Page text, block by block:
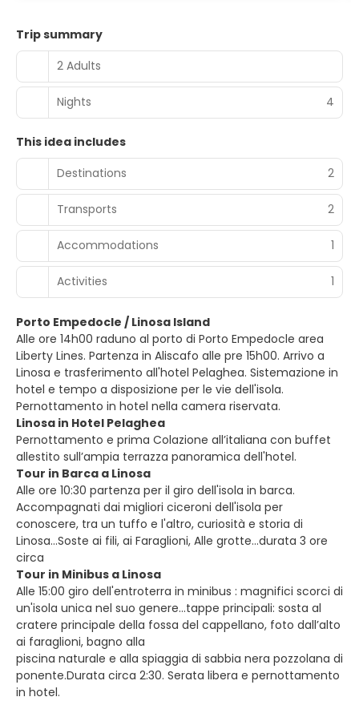
Trip summary
2 Adults
Nights 4
This idea includes
Destinations
2
Transports 2
Accommodations 1
Activities 1
Porto Empedocle / Linosa Island
Alle ore 14h00 raduno al porto di Porto Empedocle area
Liberty Lines. Partenza in Aliscafo alle pre 15h00. Arrivo a
Linosa e trasferimento all'hotel Pelaghea. Sistemazione in
hotel e tempo a disposizione per le vie dell'isola.
Pernottamento in hotel nella camera riservata.
Linosa in Hotel Pelaghea
Pernottamento e prima Colazione all’italiana con buffet
allestito sull’ampia terrazza panoramica dell'hotel.
Tour in Barca a Linosa
Alle ore 10:30 partenza per il giro dell'isola in barca.
Accompagnati dai migliori ciceroni dell'isola per
conoscere, tra un tuffo e l'altro, curiosità e storia di
Linosa…Soste ai fili, ai Faraglioni, Alle grotte…durata 3 ore
circa
Tour in Minibus a Linosa
Alle 15:00 giro dell'entroterra in minibus : magnifici scorci di
un'isola unica nel suo genere…tappe principali: sosta al
cratere principale della fossa del cappellano, foto dall’alto
ai faraglioni, bagno alla
piscina naturale e alla spiaggia di sabbia nera pozzolana di
ponente.Durata circa 2:30. Serata libera e pernottamento
in hotel.